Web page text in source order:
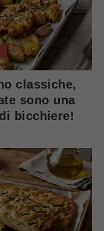
classiche,
sono una
bicchiere!